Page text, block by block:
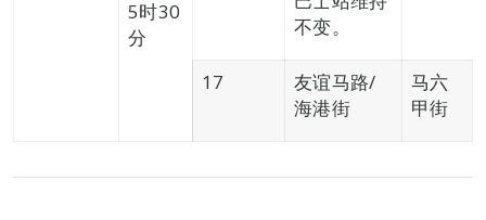
5时30
分
不变。
17
友谊马路/
海港街
马六
甲街